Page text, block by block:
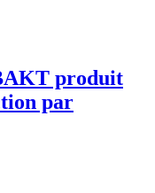
produit
par